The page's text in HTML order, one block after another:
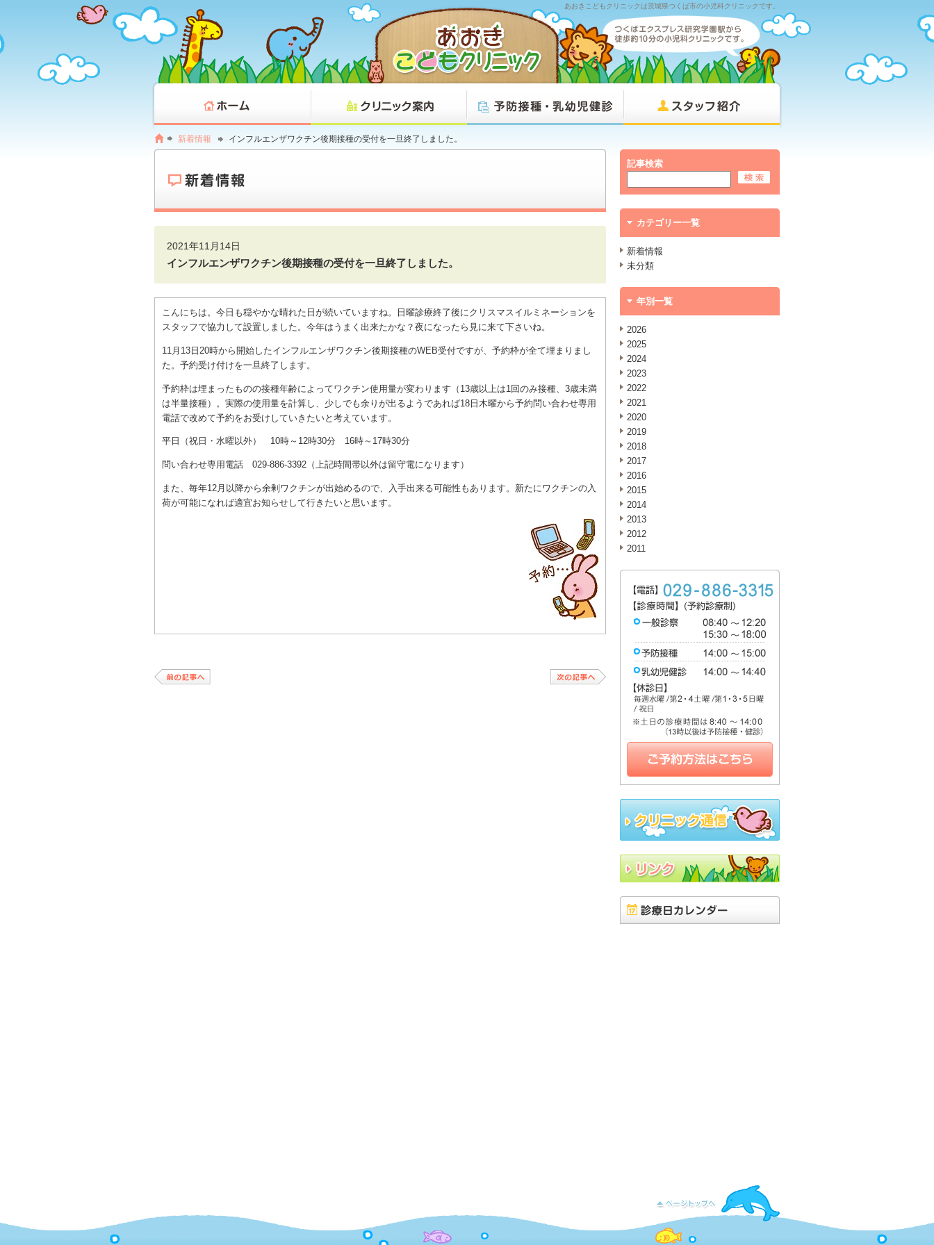
あおきこどもクリニックは茨城県つくば市の小児科クリニックです。
新着情報 インフルエンザワクチン後期接種の受付を一旦終了しました。
2021年11月14日
インフルエンザワクチン後期接種の受付を一旦終了しました。
こんにちは。今日も穏やかな晴れた日が続いていますね。日曜診療終了後にクリスマスイルミネーションを
スタッフで協力して設置しました。今年はうまく出来たかな？夜になったら見に来て下さいね。
11月13日20時から開始したインフルエンザワクチン後期接種のWEB受付ですが、予約枠が全て埋まりまし
た。予約受け付けを一旦終了します。
予約枠は埋まったものの接種年齢によってワクチン使用量が変わります（13歳以上は1回のみ接種、3歳未満
は半量接種）。実際の使用量を計算し、少しでも余りが出るようであれば18日木曜から予約問い合わせ専用
電話で改めて予約をお受けしていきたいと考えています。
平日（祝日・水曜以外） 10時～12時30分 16時～17時30分
問い合わせ専用電話 029-886-3392（上記時間帯以外は留守電になります）
また、毎年12月以降から余剰ワクチンが出始めるので、入手出来る可能性もあります。新たにワクチンの入
荷が可能になれば適宜お知らせして行きたいと思います。
記事検索
カテゴリー一覧
新着情報
未分類
年別一覧
2026
2025
2024
2023
2022
2021
2020
2019
2018
2017
2016
2015
2014
2013
2012
2011